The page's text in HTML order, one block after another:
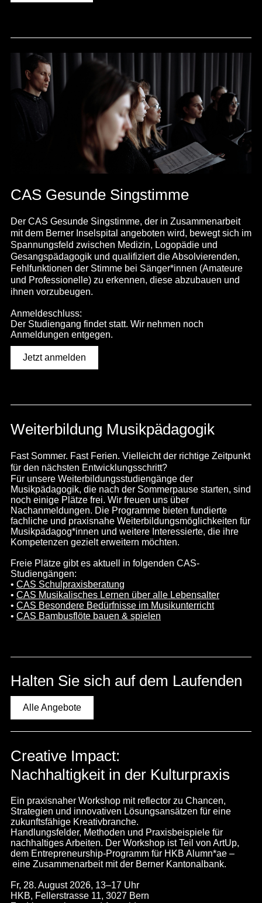
CAS Gesunde Singstimme
Der CAS Gesunde Singstimme, der in Zusammenarbeit
mit dem Berner Inselspital angeboten wird, bewegt sich im
Spannungsfeld zwischen Medizin, Logopädie und
Gesangspädagogik und qualifiziert die Absolvierenden,
Fehlfunktionen der Stimme bei Sänger*innen (Amateure
und Professionelle) zu erkennen, diese abzubauen und
ihnen vorzubeugen.
Anmeldeschluss:
Der Studiengang findet statt. Wir nehmen noch
Anmeldungen entgegen.
Jetzt anmelden
Weiterbildung Musikpädagogik
Fast Sommer. Fast Ferien. Vielleicht der richtige Zeitpunkt
für den nächsten Entwicklungsschritt?
Für unsere Weiterbildungsstudiengänge der
Musikpädagogik, die nach der Sommerpause starten, sind
noch einige Plätze frei. Wir freuen uns über
Nachanmeldungen. Die Programme bieten fundierte
fachliche und praxisnahe Weiterbildungsmöglichkeiten für
Musikpädagog*innen und weitere Interessierte, die ihre
Kompetenzen gezielt erweitern möchten.
Freie Plätze gibt es aktuell in folgenden CAS-
Studiengängen:
• CAS Schulpraxisberatung
• CAS Musikalisches Lernen über alle Lebensalter
• CAS Besondere Bedürfnisse im Musikunterricht
• CAS Bambusflöte bauen & spielen
Halten Sie sich auf dem Laufenden
Alle Angebote
Creative Impact:
Nachhaltigkeit in der Kulturpraxis
Ein praxisnaher Workshop mit reflector zu Chancen,
Strategien und innovativen Lösungsansätzen für eine
zukunftsfähige Kreativbranche.
Handlungsfelder, Methoden und Praxisbeispiele für
nachhaltiges Arbeiten. Der Workshop ist Teil von ArtUp,
dem Entrepreneurship-Programm für HKB Alumn*ae –
eine Zusammenarbeit mit der Berner Kantonalbank.
Fr, 28. August 2026, 13–17 Uhr
HKB, Fellerstrasse 11, 3027 Bern